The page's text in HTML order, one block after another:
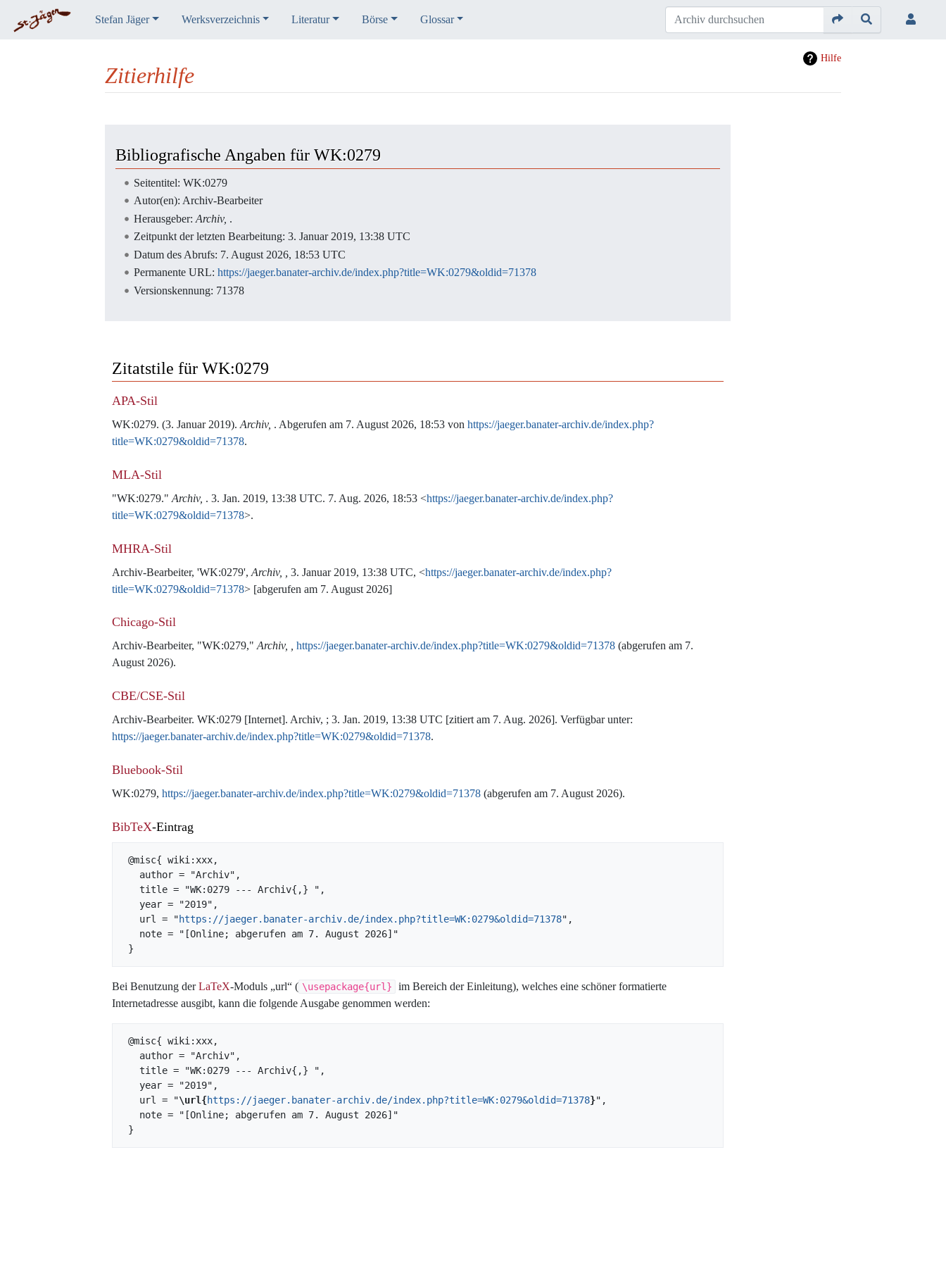
Stefan Jäger Werksverzeichnis Literatur Börse Glossar
Hilfe
Zitierhilfe
Bibliografische Angaben für WK:0279
Seitentitel: WK:0279
Autor(en): Archiv-Bearbeiter
Herausgeber: Archiv, .
Zeitpunkt der letzten Bearbeitung: 3. Januar 2019, 13:38 UTC
Datum des Abrufs: 7. August 2026, 18:53 UTC
Permanente URL: https://jaeger.banater-archiv.de/index.php?title=WK:0279&oldid=71378
Versionskennung: 71378
Zitatstile für WK:0279
APA-Stil
WK:0279. (3. Januar 2019). Archiv, . Abgerufen am 7. August 2026, 18:53 von https://jaeger.banater-archiv.de/index.php?
title=WK:0279&oldid=71378.
MLA-Stil
"WK:0279." Archiv, . 3. Jan. 2019, 13:38 UTC. 7. Aug. 2026, 18:53 <https://jaeger.banater-archiv.de/index.php?
title=WK:0279&oldid=71378>.
MHRA-Stil
Archiv-Bearbeiter, 'WK:0279', Archiv, , 3. Januar 2019, 13:38 UTC, <https://jaeger.banater-archiv.de/index.php?
title=WK:0279&oldid=71378> [abgerufen am 7. August 2026]
Chicago-Stil
Archiv-Bearbeiter, "WK:0279," Archiv, , https://jaeger.banater-archiv.de/index.php?title=WK:0279&oldid=71378 (abgerufen am 7.
August 2026).
CBE/CSE-Stil
Archiv-Bearbeiter. WK:0279 [Internet]. Archiv, ; 3. Jan. 2019, 13:38 UTC [zitiert am 7. Aug. 2026]. Verfügbar unter:
https://jaeger.banater-archiv.de/index.php?title=WK:0279&oldid=71378.
Bluebook-Stil
WK:0279, https://jaeger.banater-archiv.de/index.php?title=WK:0279&oldid=71378 (abgerufen am 7. August 2026).
BibTeX-Eintrag
   url = "
https://jaeger.banater-archiv.de/index.php?title=WK:0279&oldid=71378",
Bei Benutzung derLaTeX-Moduls „url“ ( \usepackage{url}
im Bereich der Einleitung), welches eine schöner formatierte
Internetadresse ausgibt, kann die folgende Ausgabe genommen werden:
   url = "
\url{https://jaeger.banater-archiv.de/index.php?title=WK:0279&oldid=71378}",